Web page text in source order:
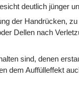
deutlich jünger
der Handrücken,
Dellen nach
sind, denen
dem Auffülleffekt